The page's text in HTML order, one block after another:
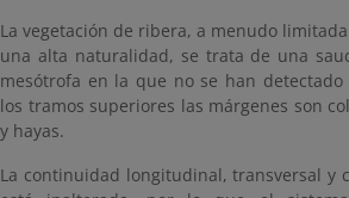
La vegetación de ribera, a menudo
una alta naturalidad, se trata de una
mesótrofa en la que no se han detectado
los tramos superiores las márgenes son
y hayas.
La continuidad longitudinal, transversal y